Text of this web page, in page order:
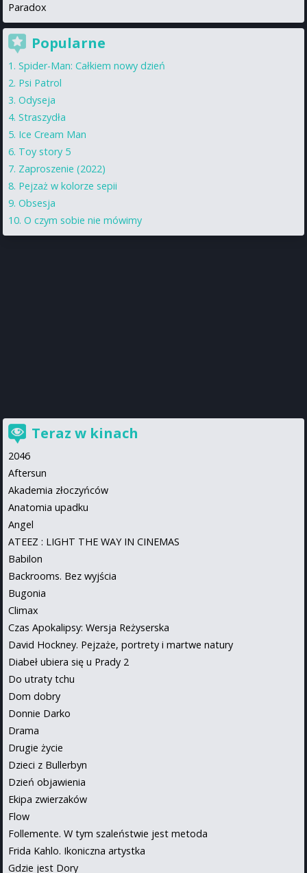
Paradox
Popularne
Spider-Man: Całkiem nowy dzień
Psi Patrol
Odyseja
Straszydła
Ice Cream Man
Toy story 5
Zaproszenie (2022)
Pejzaż w kolorze sepii
Obsesja
O czym sobie nie mówimy
Teraz w kinach
2046
Aftersun
Akademia złoczyńców
Anatomia upadku
Angel
ATEEZ : LIGHT THE WAY IN CINEMAS
Babilon
Backrooms. Bez wyjścia
Bugonia
Climax
Czas Apokalipsy: Wersja Reżyserska
David Hockney. Pejzaże, portrety i martwe natury
Diabeł ubiera się u Prady 2
Do utraty tchu
Dom dobry
Donnie Darko
Drama
Drugie życie
Dzieci z Bullerbyn
Dzień objawienia
Ekipa zwierzaków
Flow
Follemente. W tym szaleństwie jest metoda
Frida Kahlo. Ikoniczna artystka
Gdzie jest Dory